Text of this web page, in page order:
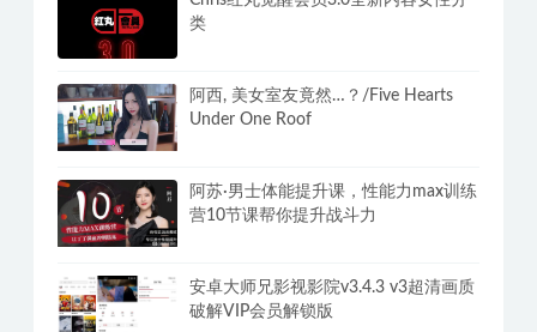
类
阿西, 美女室友竟然…？/Five Hearts
Under One Roof
阿苏·男士体能提升课，性能力max训练
营10节课帮你提升战斗力
安卓大师兄影视影院v3.4.3 v3超清画质
破解VIP会员解锁版